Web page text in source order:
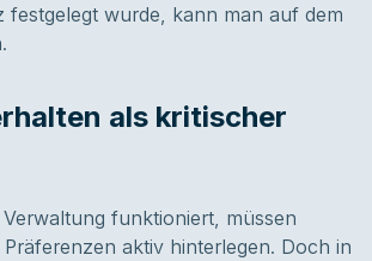
festgelegt wurde, kann man auf dem
als kritischer
funktioniert, müssen
aktiv hinterlegen. Doch in